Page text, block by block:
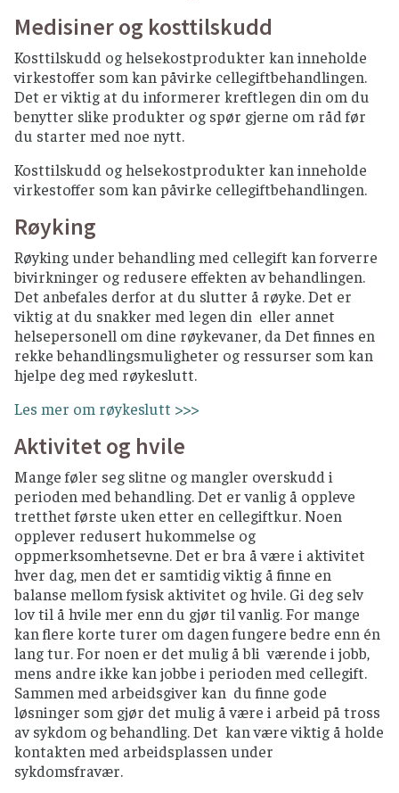
Medisiner og kosttilskudd
Kosttilskudd og helsekostprodukter kan inneholde
virkestoffer som kan påvirke cellegiftbehandlingen.
Det er viktig at du informerer kreftlegen din om du
benytter slike produkter og spør gjerne om råd før
du starter med noe nytt.
Kosttilskudd og helsekostprodukter kan inneholde
virkestoffer som kan påvirke cellegiftbehandlingen.
Røyking
Røyking under behandling med cellegift kan forverre
bivirkninger og redusere effekten av behandlingen.
Det anbefales derfor at du slutter å røyke. Det er
viktig at du snakker med legen din eller annet
helsepersonell om dine røykevaner, da Det finnes en
rekke behandlingsmuligheter og ressurser som kan
hjelpe deg med røykeslutt.
Les mer om røykeslutt >>>
Aktivitet og hvile
Mange føler seg slitne og mangler overskudd i
perioden med behandling. Det er vanlig å oppleve
tretthet første uken etter en cellegiftkur. Noen
opplever redusert hukommelse og
oppmerksomhetsevne. Det er bra å være i aktivitet
hver dag, men det er samtidig viktig å finne en
balanse mellom fysisk aktivitet og hvile. Gi deg selv
lov til å hvile mer enn du gjør til vanlig. For mange
kan flere korte turer om dagen fungere bedre enn én
lang tur. For noen er det mulig å bli værende i jobb,
mens andre ikke kan jobbe i perioden med cellegift.
Sammen med arbeidsgiver kan du finne gode
løsninger som gjør det mulig å være i arbeid på tross
av sykdom og behandling. Det kan være viktig å holde
kontakten med arbeidsplassen under
sykdomsfravær.